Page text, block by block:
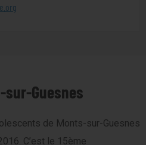
sur-Guesnes
de Monts-sur-Guesnes
C’est le 15ème